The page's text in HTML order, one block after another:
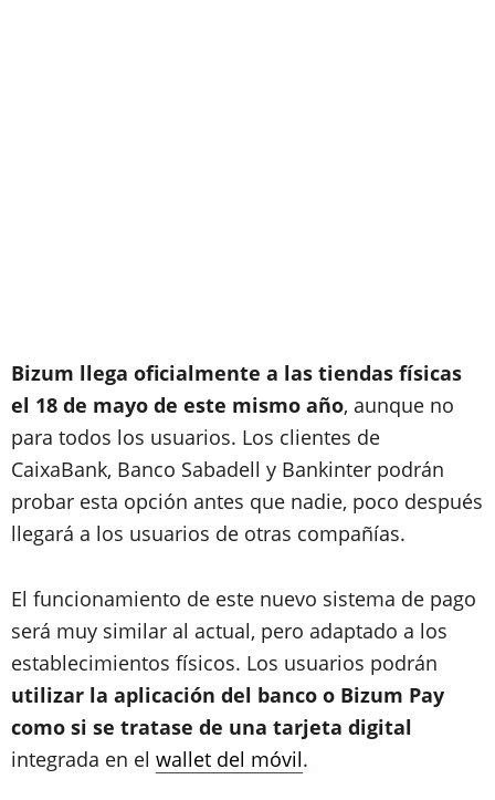
Bizum llega oficialmente a las tiendas físicas
el 18 de mayo de este mismo año, aunque no
para todos los usuarios. Los clientes de
CaixaBank, Banco Sabadell y Bankinter podrán
probar esta opción antes que nadie, poco después
llegará a los usuarios de otras compañías.
El funcionamiento de este nuevo sistema de pago
será muy similar al actual, pero adaptado a los
establecimientos físicos. Los usuarios podrán
utilizar la aplicación del banco o Bizum Pay
como si se tratase de una tarjeta digital
integrada en el wallet del móvil.